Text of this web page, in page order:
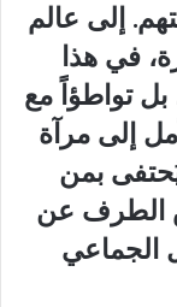
إلى عالم
في هذا
بل تواطؤاً مع
إلى مرآة
بمن
الطرف عن
الجماعي